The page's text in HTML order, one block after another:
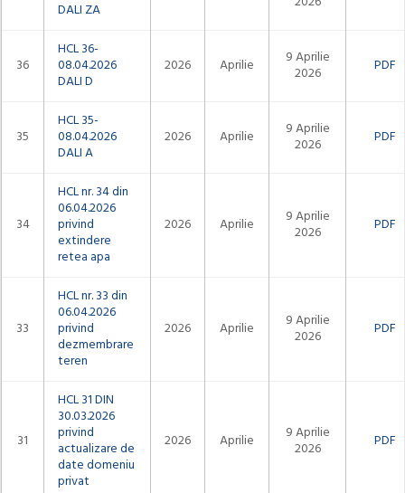
DALI ZA
36
HCL 36-
08.04.2026
DALI D
2026 Aprilie 9 Aprilie
2026 PDF
35
HCL 35-
08.04.2026
DALI A
2026 Aprilie 9 Aprilie
2026 PDF
34
HCL nr. 34 din
06.04.2026
privind
extindere
retea apa
2026 Aprilie 9 Aprilie
2026 PDF
33
HCL nr. 33 din
06.04.2026
privind
dezmembrare
teren
2026 Aprilie 9 Aprilie
2026 PDF
31
HCL 31 DIN
30.03.2026
privind
actualizare de
date domeniu
privat
2026 Aprilie 9 Aprilie
2026 PDF